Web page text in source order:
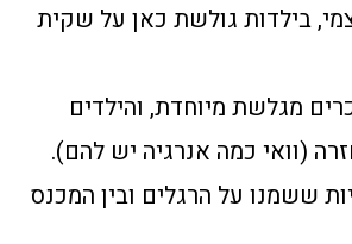
בילדות גולשת כאן על שקית
מגלשת מיוחדת, והילדים
(וואי כמה אנרגיה יש להם).
ששמנו על הרגלים ובין המכנס